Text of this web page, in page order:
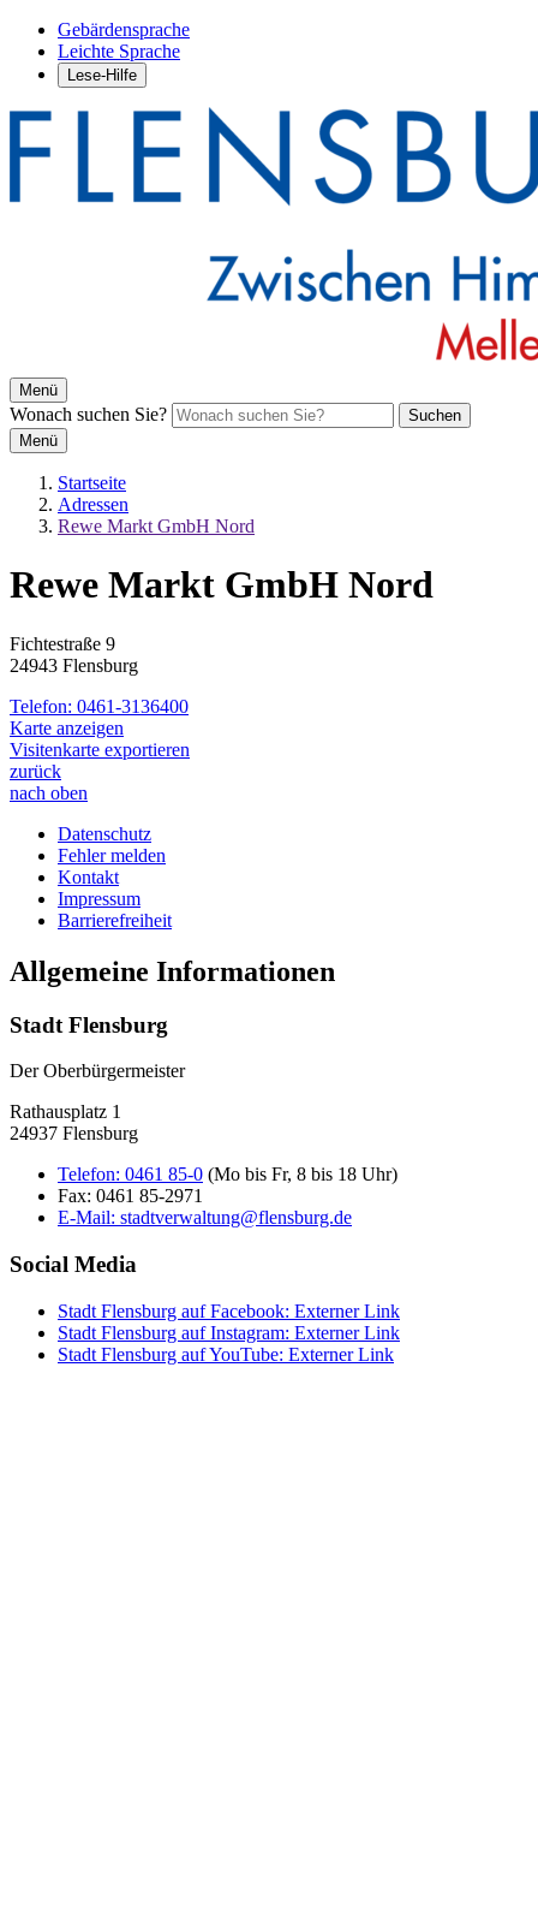
Gebärdensprache
Leichte Sprache
Lese-Hilfe
Menü
Wonach suchen Sie?
Suchen
Menü
Startseite
Adressen
Rewe Markt GmbH Nord
Rewe Markt GmbH Nord
Fichtestraße 9
24943 Flensburg
Telefon: 0461-3136400
Karte anzeigen
Visitenkarte exportieren
zurück
nach oben
Datenschutz
Fehler melden
Kontakt
Impressum
Barrierefreiheit
Allgemeine Informationen
Stadt Flensburg
Der Oberbürgermeister
Rathausplatz 1
24937 Flensburg
Telefon: 0461 85-0 (Mo bis Fr, 8 bis 18 Uhr)
Fax: 0461 85-2971
E-Mail: stadtverwaltung@flensburg.de
Social Media
Stadt Flensburg auf Facebook: Externer Link
Stadt Flensburg auf Instagram: Externer Link
Stadt Flensburg auf YouTube: Externer Link